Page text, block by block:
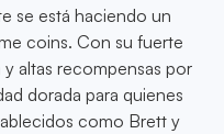
se está haciendo un
coins. Con su fuerte
altas recompensas por
dorada para quienes
como Brett y